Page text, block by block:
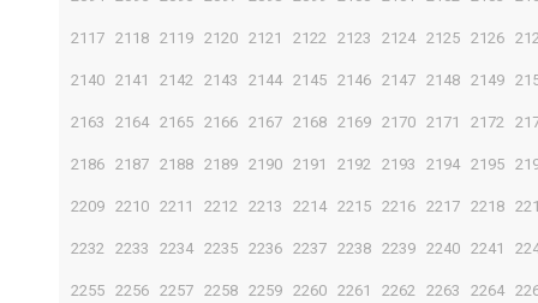
2117 2118 2119 2120 2121 2122 2123 2124 2125 2126
2140 2141 2142 2143 2144 2145 2146 2147 2148 2149
2163 2164 2165 2166 2167 2168 2169 2170 2171 2172
2186 2187 2188 2189 2190 2191 2192 2193 2194 2195
2209 2210 2211 2212 2213 2214 2215 2216 2217 2218
2232 2233 2234 2235 2236 2237 2238 2239 2240 2241
2255 2256 2257 2258 2259 2260 2261 2262 2263 2264